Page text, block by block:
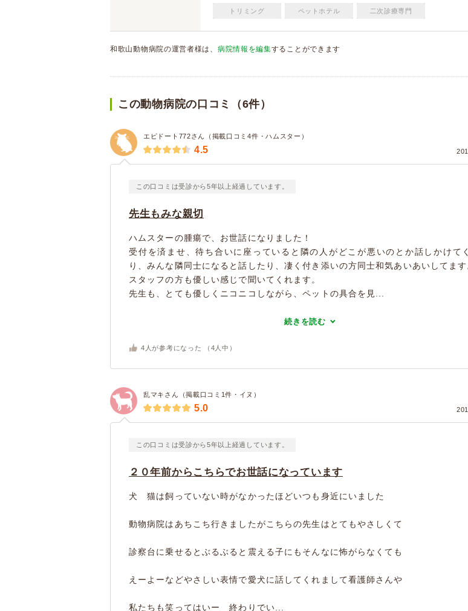
トリミング ペットホテル 二次診療専門
和歌山動物病院の運営者様は、 病院情報を編集することができます
この動物病院の口コミ（6件）
エピドート772さん（掲載口コミ4件・ハムスター）
4.5
この口コミは受診から5年以上経過しています。
先生もみな親切
ハムスターの腫瘍で、お世話になりました！
受付を済ませ、待ち合いに座っていると隣の人がどこが悪いのとか話しかけて
り、みんな隣同士になると話したり、凄く付き添いの方同士和気あいあいしてます
スタッフの方も優しい感じで聞いてくれます。
先生も、とても優しくニコニコしながら、ペットの具合を見...
続きを読む
4 人が参考になった （ 4 人中）
乱マキさん（掲載口コミ1件・イヌ）
5.0
この口コミは受診から5年以上経過しています。
２０年前からこちらでお世話になっています
犬 猫は飼っていない時がなかったほどいつも身近にいました
動物病院はあちこち行きましたがこちらの先生はとてもやさしくて
診察台に乗せるとぶるぶると震える子にもそんなに怖がらなくても
えーよーなどやさしい表情で愛犬に話してくれまして看護師さんや
私たちも笑ってはいー 終わりでい...